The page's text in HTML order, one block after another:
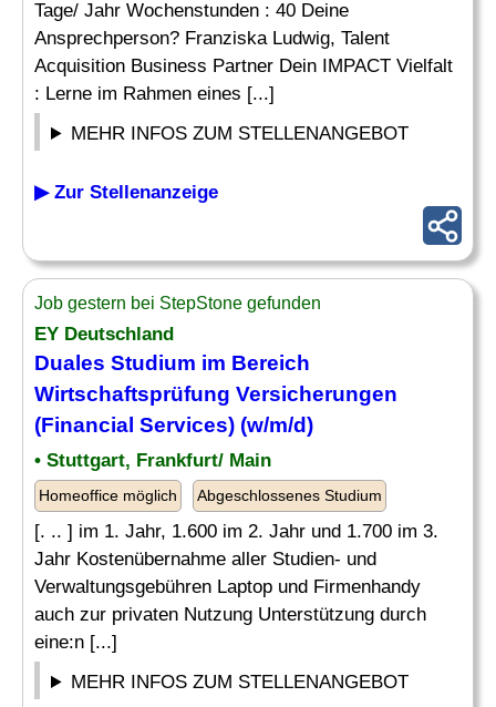
Tage/ Jahr Wochenstunden : 40 Deine
Ansprechperson? Franziska Ludwig, Talent
Acquisition Business Partner Dein IMPACT Vielfalt
: Lerne im Rahmen eines [...]
MEHR INFOS ZUM STELLENANGEBOT
▶ Zur Stellenanzeige
Job gestern bei StepStone gefunden
EY Deutschland
Duales Studium im Bereich
Wirtschaftsprüfung Versicherungen
(Financial Services) (w/m/d)
• Stuttgart, Frankfurt/ Main
Homeoffice möglich Abgeschlossenes Studium
[. .. ] im 1. Jahr, 1.600 im 2. Jahr und 1.700 im 3.
Jahr Kostenübernahme aller Studien- und
Verwaltungsgebühren Laptop und Firmenhandy
auch zur privaten Nutzung Unterstützung durch
eine:n [...]
MEHR INFOS ZUM STELLENANGEBOT